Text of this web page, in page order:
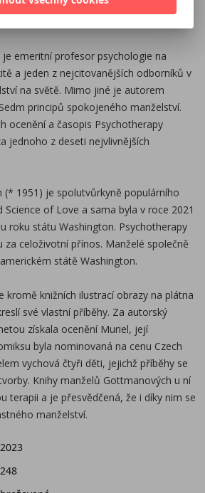
a píše a kreslí své vlastní
komiks Moje kniha Vinnetou
její Komiksová učebnice
na cenu Czech Grand
vychová čtyři děti, jejichž příběhy
její tvorby. Knihy manželů
nahradily párovou terapii a
nim se těší z láskyplného a
emeritní profesor psychologie na
a jeden z nejcitovanějších odborníků v
na světě. Mimo jiné je autorem
principů spokojeného manželství.
ocenění a časopis Psychotherapy
jednoho z deseti nejvlivnějších
(* 1951) je spolutvůrkyně populárního
of Love a sama byla v roce 2021
roku státu Washington. Psychotherapy
za celoživotní přínos. Manželé společně
státě Washington.
kromě knižních ilustrací obrazy na plátna
své vlastní příběhy. Za autorský
získala ocenění Muriel, její
byla nominovaná na cenu Czech
vychová čtyři děti, jejichž příběhy se
Knihy manželů Gottmanových u ní
terapii a je přesvědčená, že i díky nim se
manželství.
2023
248